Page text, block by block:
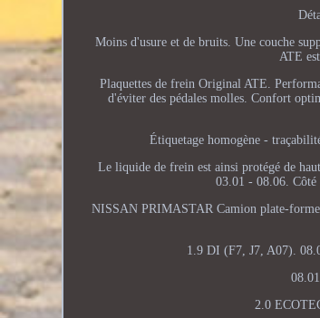
Moins d'usure et de bruits. Une couche
ATE
Plaquettes de frein Original ATE.
d'éviter des pédales molles. Confort
Étiquetage homogène -
Le liquide de frein est ainsi protégé de
03.01 - 08.06. Côté
NISSAN PRIMASTAR Camion plate-
1.9 DI (F7, J7, A07).
2.0